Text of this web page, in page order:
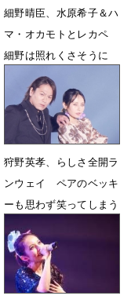
細野晴臣、水原希子＆ハ
マ・オカモトとレカペ
細野は照れくさそうに
5月27日 07時51分
狩野英孝、らしさ全開ラ
ンウェイ ペアのベッキ
ーも思わず笑ってしまう